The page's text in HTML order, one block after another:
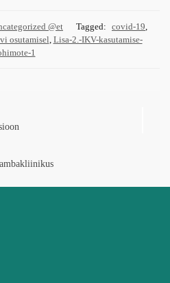
@et Tagged: covid-19
osutamisel Lisa-2.-IKV-kasutamise-
1